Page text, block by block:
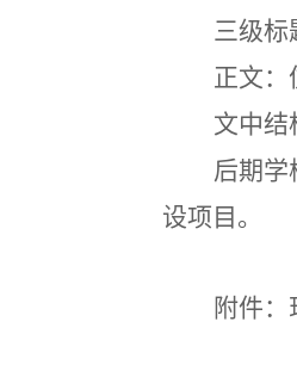
三级标
正文：
文中结
后期学
设项目。
附件